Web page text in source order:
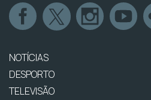
NOTÍCIAS
DESPORTO
TELEVISÃO